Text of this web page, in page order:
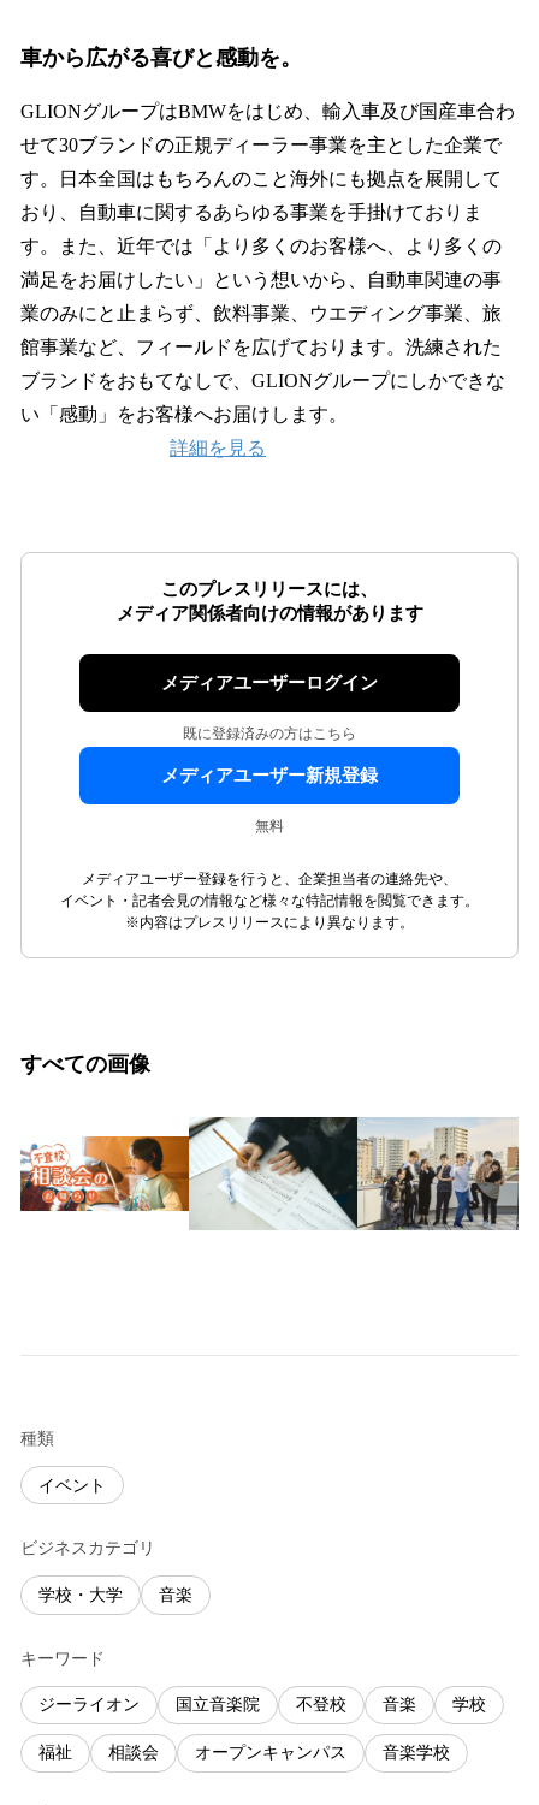
車から広がる喜びと感動を。
GLIONグループはBMWをはじめ、輸入車及び国産車合わ
せて30ブランドの正規ディーラー事業を主とした企業で
す。日本全国はもちろんのこと海外にも拠点を展開して
おり、自動車に関するあらゆる事業を手掛けておりま
す。また、近年では「より多くのお客様へ、より多くの
満足をお届けしたい」という想いから、自動車関連の事
業のみにと止まらず、飲料事業、ウエディング事業、旅
館事業など、フィールドを広げております。洗練された
ブランドをおもてなしで、GLIONグループにしかできな
い「感動」をお客様へお届けします。
詳細を見る
このプレスリリースには、
メディア関係者向けの情報があります
メディアユーザーログイン
既に登録済みの方はこちら
メディアユーザー新規登録
無料
メディアユーザー登録を行うと、企業担当者の連絡先や、
イベント・記者会見の情報など様々な特記情報を閲覧できます。
※内容はプレスリリースにより異なります。
すべての画像
種類
イベント
ビジネスカテゴリ
学校・大学 音楽
キーワード
ジーライオン 国立音楽院 不登校 音楽 学校
福祉 相談会 オープンキャンパス 音楽学校